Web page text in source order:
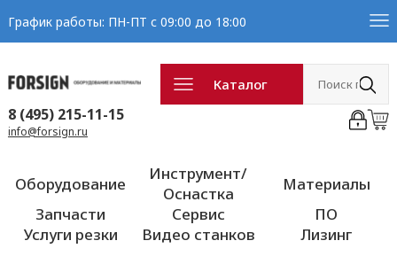
График работы: ПН-ПТ с 09:00 до 18:00
Каталог
8 (495) 215-11-15
info@forsign.ru
Оборудование
Инструмент/
Оснастка
Материалы
Запчасти
Сервис
ПО
Услуги резки
Видео станков Лизинг